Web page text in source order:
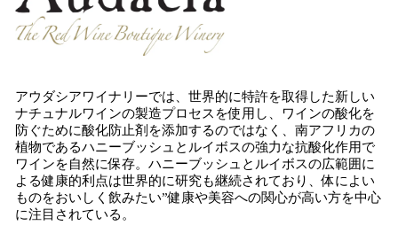
アウダシアワイナリーでは、世界的に特許を取得した新しい
ナチュナルワインの製造プロセスを使用し、ワインの酸化を
防ぐために酸化防止剤を添加するのではなく、南アフリカの
植物であるハニーブッシュとルイボスの強力な抗酸化作用で
ワインを自然に保存。ハニーブッシュとルイボスの広範囲に
よる健康的利点は世界的に研究も継続されており、体によい
ものをおいしく飲みたい”健康や美容への関心が高い方を中心
に注目されている。